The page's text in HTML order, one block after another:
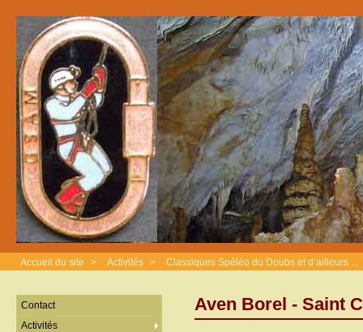
Accueil du site > Activités > Classiques Spéléo du Doubs et d’ailleurs ...
Aven Borel - Saint
Contact
Activités